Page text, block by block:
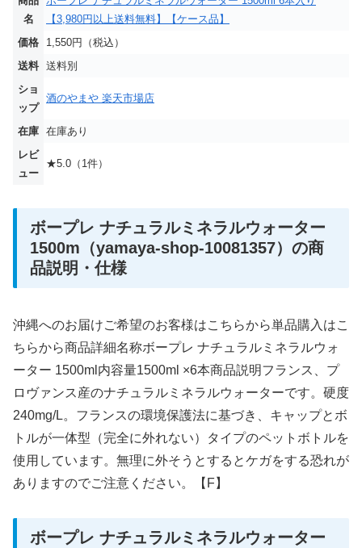
名
【3,980円以上送料無料】【ケース品】
価格
1,550円（税込）
送料 送料別
ショ
ップ
酒のやまや 楽天市場店
在庫 在庫あり
レビ
ュー
★5.0（1件）
ボープレ ナチュラルミネラルウォーター
1500m（yamaya-shop-10081357）の商
品説明・仕様
沖縄へのお届けご希望のお客様はこちらから単品購入はこ
ちらから商品詳細名称ボープレ ナチュラルミネラルウォ
ーター 1500ml内容量1500ml ×6本商品説明フランス、プ
ロヴァンス産のナチュラルミネラルウォーターです。硬度
240mg/L。フランスの環境保護法に基づき、キャップとボ
トルが一体型（完全に外れない）タイプのペットボトルを
使用しています。無理に外そうとするとケガをする恐れが
ありますのでご注意ください。【F】
ボープレ ナチュラルミネラルウォーター